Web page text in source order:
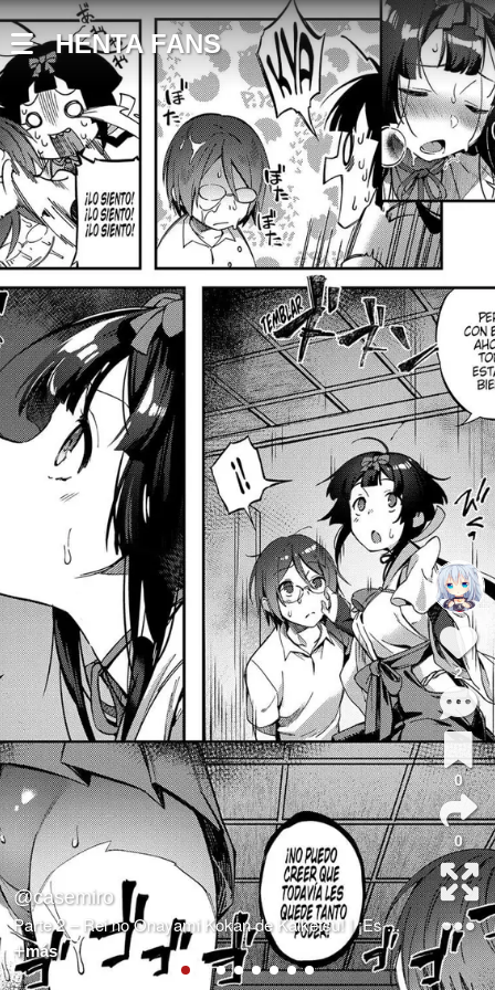
HENTA FANS
@casemiro
Parte 2 – Rei no Onayami Kokan de Kaiketsu! | ¡Es...
más
2
0
0